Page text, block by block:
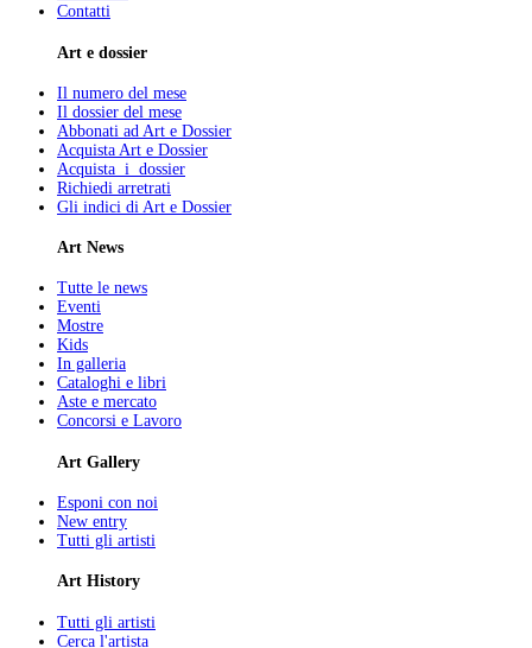
Contatti
Art e dossier
Il numero del mese
Il dossier del mese
Abbonati ad Art e Dossier
Acquista Art e Dossier
Acquista i dossier
Richiedi arretrati
Gli indici di Art e Dossier
Art News
Tutte le news
Eventi
Mostre
Kids
In galleria
Cataloghi e libri
Aste e mercato
Concorsi e Lavoro
Art Gallery
Esponi con noi
New entry
Tutti gli artisti
Art History
Tutti gli artisti
Cerca l'artista